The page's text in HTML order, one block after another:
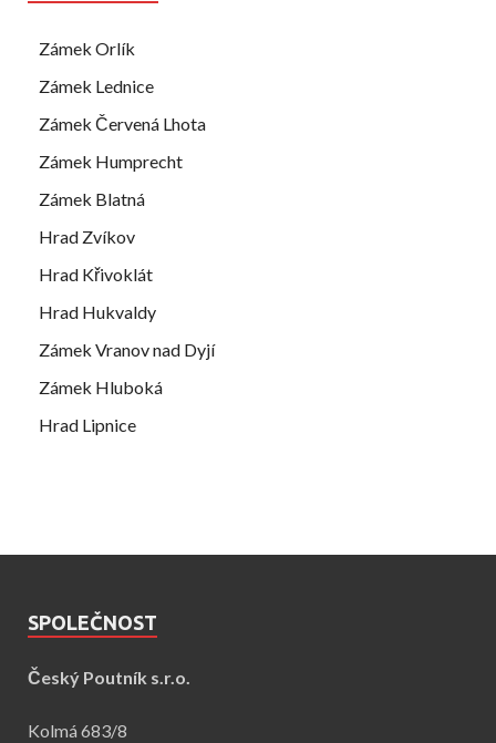
Zámek Orlík
Zámek Lednice
Zámek Červená Lhota
Zámek Humprecht
Zámek Blatná
Hrad Zvíkov
Hrad Křivoklát
Hrad Hukvaldy
Zámek Vranov nad Dyjí
Zámek Hluboká
Hrad Lipnice
SPOLEČNOST
Český Poutník s.r.o.
Kolmá 683/8